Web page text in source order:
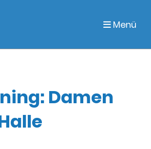
Menü
Damen